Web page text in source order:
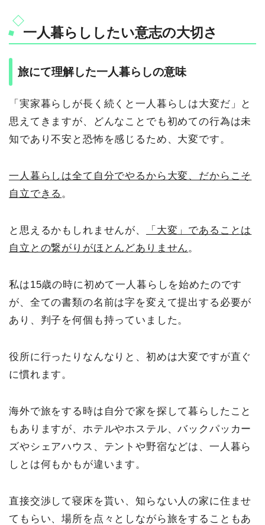
一人暮らししたい意志の大切さ
旅にて理解した一人暮らしの意味
「実家暮らしが長く続くと一人暮らしは大変だ」と
思えてきますが、どんなことでも初めての行為は未
知であり不安と恐怖を感じるため、大変です。
一人暮らしは全て自分でやるから大変、だからこそ
自立できる 。
と思えるかもしれませんが、
「大変」であることは
自立との繋がりがほとんどありません 。
私は15歳の時に初めて一人暮らしを始めたのです
が、全ての書類の名前は字を変えて提出する必要が
あり、判子を何個も持っていました。
役所に行ったりなんなりと、初めは大変ですが直ぐ
に慣れます。
海外で旅をする時は自分で家を探して暮らしたこと
もありますが、ホテルやホステル、バックパッカー
ズやシェアハウス、テントや野宿などは、一人暮ら
しとは何もかもが違います。
直接交渉して寝床を貰い、知らない人の家に住ませ
てもらい、場所を点々としながら旅をすることもあ